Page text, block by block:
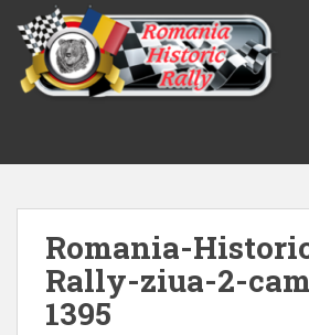
m
Romania-
Rally-ziua-2-
1395